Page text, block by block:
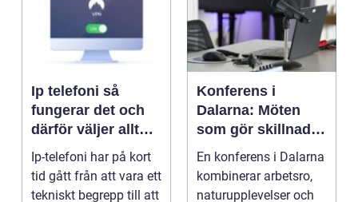
Ip telefoni så
fungerar det och
därför väljer allt
fler företag att byta
Ip-telefoni har på kort
tid gått från att vara ett
tekniskt begrepp till att
Konferens i
Dalarna: Möten
som gör skillnad i
hjärtat av sverige
En konferens i Dalarna
kombinerar arbetsro,
naturupplevelser och